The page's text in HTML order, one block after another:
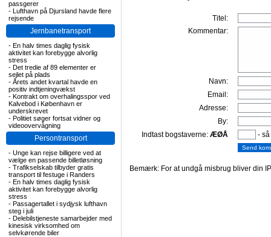
passgerer
- Lufthavn på Djursland havde flere
rejsende
Jernbanetransport
- En halv times daglig fysisk
aktivitet kan forebygge alvorlig
stress
- Det tredie af 89 elementer er
sejlet på plads
- Årets andet kvartal havde en
positiv indtjeningvækst
- Kontrakt om overhalingsspor ved
Kalvebod i København er
underskrevet
- Politiet søger fortsat vidner og
videoovervågning
Persontransport
- Unge kan rejse billigere ved at
vælge en passende billetløsning
- Trafikselskab tilbyder gratis
transport til festuge i Randers
- En halv times daglig fysisk
aktivitet kan forebygge alvorlig
stress
- Passagertallet i sydjysk lufthavn
steg i juli
- Delebilstjeneste samarbejder med
kinesisk virksomhed om
selvkørende biler
Titel:
Kommentar:
Navn:
Email:
Adresse:
By:
Indtast bogstaverne: ÆØÅ -
Bemærk: For at undgå misbrug bliver din